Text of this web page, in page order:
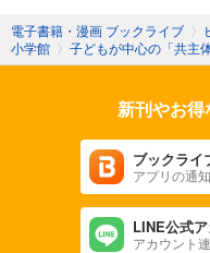
電子書籍・漫画 ブックライブ 〉
小学館 〉 子どもが中心の「共主
新刊やお得
ブックライ
アプリの通
LINE公式
アカウント